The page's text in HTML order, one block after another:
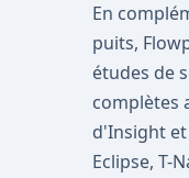
En
puits,
études de
complètes
d'Insight
Eclipse, T-